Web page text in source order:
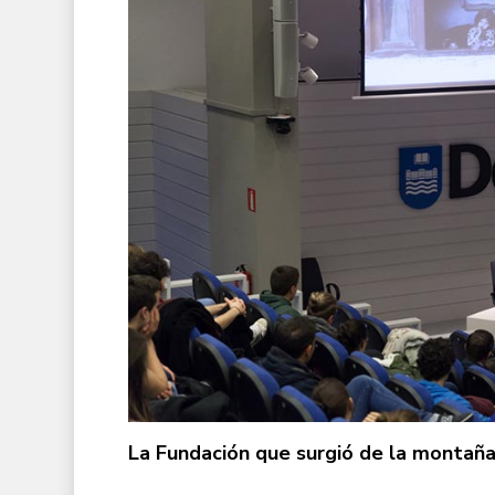
La Fundación que surgió de la montaña